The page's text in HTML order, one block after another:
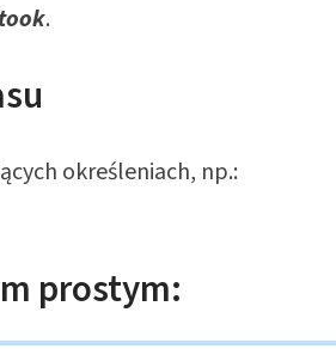
took.
określeniach, np.:
prostym: